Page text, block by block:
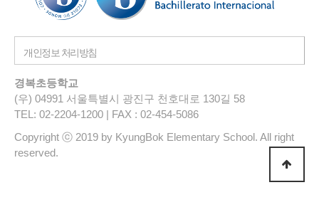
경복초등학교
(우) 04991 서울특별시 광진구 천호대로 130길 58
TEL: 02-2204-1200 | FAX : 02-454-5086
Copyright ⓒ 2019 by KyungBok Elementary School. All right
reserved.